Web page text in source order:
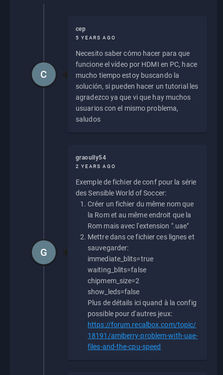
cep
5 YEARS AGO
Necesito saber cómo hacer para que
funcione el vídeo por HDMI en PC, hace
mucho tiempo estoy buscando la
solución, si pueden hacer un tutorial les
agradezco ya que vi que hay muchos
usuarios con el mismo problema,
saludos
C
graoully54
2 YEARS AGO
Exemple de fichier de conf pour la série
des Sensible World of Soccer:
Créer un fichier du même nom que
la Rom et au même endroit que la
Rom mais avec l'extension ".uae"
Mettre dans ce fichier ces lignes et
sauvegarder:
immediate_blits=true
waiting_blits=false
chipmem_size=2
show_leds=false
Plus de détails ici quand à la config
possible pour d'autres jeux:
https://forum.recalbox.com/topic/
18191/amiberry-problem-with-uae-
files-and-the-cpu-speed
G